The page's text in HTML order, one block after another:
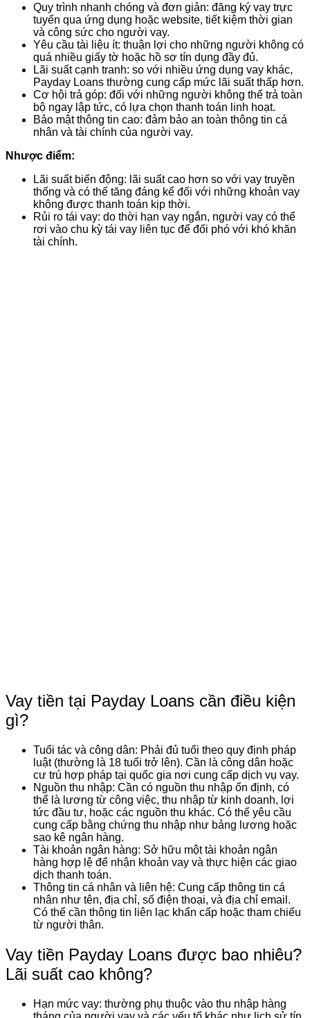
Quy trình nhanh chóng và đơn giản: đăng ký vay trực
tuyến qua ứng dụng hoặc website, tiết kiệm thời gian
và công sức cho người vay.
Yêu cầu tài liệu ít: thuận lợi cho những người không có
quá nhiều giấy tờ hoặc hồ sơ tín dụng đầy đủ.
Lãi suất cạnh tranh: so với nhiều ứng dụng vay khác,
Payday Loans thường cung cấp mức lãi suất thấp hơn.
Cơ hội trả góp: đối với những người không thể trả toàn
bộ ngay lập tức, có lựa chọn thanh toán linh hoạt.
Bảo mật thông tin cao: đảm bảo an toàn thông tin cá
nhân và tài chính của người vay.
Nhược điểm:
Lãi suất biến động: lãi suất cao hơn so với vay truyền
thống và có thể tăng đáng kể đối với những khoản vay
không được thanh toán kịp thời.
Rủi ro tái vay: do thời hạn vay ngắn, người vay có thể
rơi vào chu kỳ tái vay liên tục để đối phó với khó khăn
tài chính.
Vay tiền tại Payday Loans cần điều kiện
gì?
Tuổi tác và công dân: Phải đủ tuổi theo quy định pháp
luật (thường là 18 tuổi trở lên). Cần là công dân hoặc
cư trú hợp pháp tại quốc gia nơi cung cấp dịch vụ vay.
Nguồn thu nhập: Cần có nguồn thu nhập ổn định, có
thể là lương từ công việc, thu nhập từ kinh doanh, lợi
tức đầu tư, hoặc các nguồn thu khác. Có thể yêu cầu
cung cấp bằng chứng thu nhập như bảng lương hoặc
sao kê ngân hàng.
Tài khoản ngân hàng: Sở hữu một tài khoản ngân
hàng hợp lệ để nhận khoản vay và thực hiện các giao
dịch thanh toán.
Thông tin cá nhân và liên hệ: Cung cấp thông tin cá
nhân như tên, địa chỉ, số điện thoại, và địa chỉ email.
Có thể cần thông tin liên lạc khẩn cấp hoặc tham chiếu
từ người thân.
Vay tiền Payday Loans được bao nhiêu?
Lãi suất cao không?
Hạn mức vay: thường phụ thuộc vào thu nhập hàng